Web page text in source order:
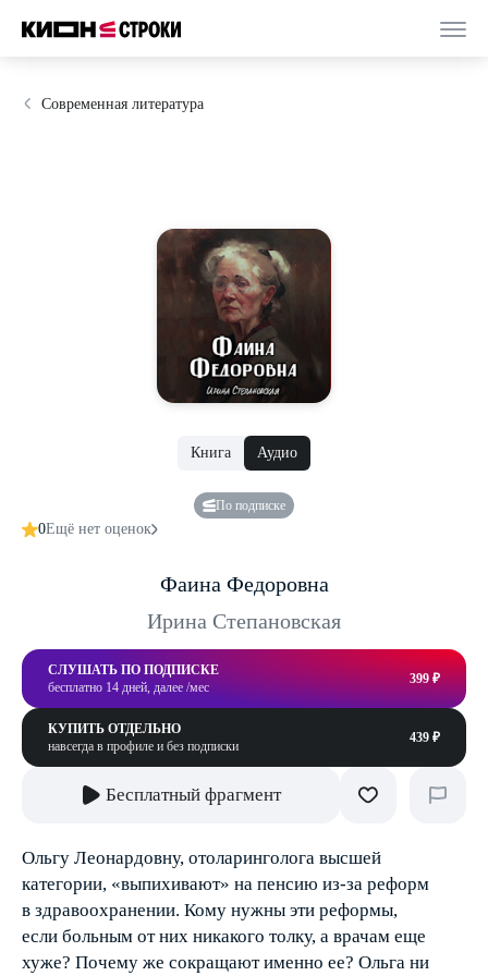
Современная литература
Книга Аудио
По подписке
0Ещё нет оценок
Фаина Федоровна
Ирина Степановская
СЛУШАТЬ ПО ПОДПИСКЕ
бесплатно 14 дней, далее /мес
399 ₽
КУПИТЬ ОТДЕЛЬНО
навсегда в профиле и без подписки
439 ₽
Бесплатный фрагмент
Ольгу Леонардовну, отоларинголога высшей
категории, «выпихивают» на пенсию из-за реформ
в здравоохранении. Кому нужны эти реформы,
если больным от них никакого толку, а врачам еще
хуже? Почему же сокращают именно ее? Ольга ни